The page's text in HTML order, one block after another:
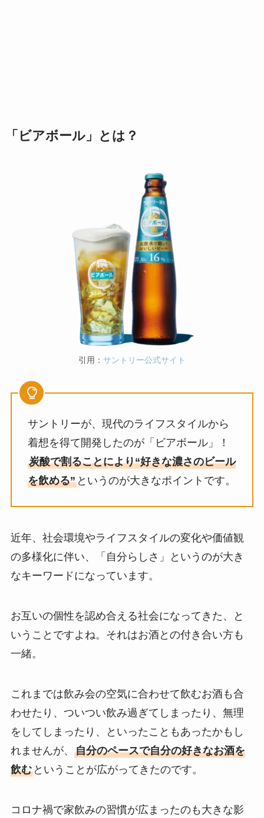
「ビアボール」とは？
引用： サントリー公式サイト
サントリーが、現代のライフスタイルから
着想を得て開発したのが「ビアボール」！
炭酸で割ることにより“好きな濃さのビール
を飲める”というのが大きなポイントです。
近年、社会環境やライフスタイルの変化や価値観
の多様化に伴い、「自分らしさ」というのが大き
なキーワードになっています。
お互いの個性を認め合える社会になってきた、と
いうことですよね。それはお酒との付き合い方も
一緒。
これまでは飲み会の空気に合わせて飲むお酒も合
わせたり、ついつい飲み過ぎてしまったり、無理
をしてしまったり、といったこともあったかもし
れませんが、 自分のペースで自分の好きなお酒を
飲むということが広がってきたのです。
コロナ禍で家飲みの習慣が広まったのも大きな影